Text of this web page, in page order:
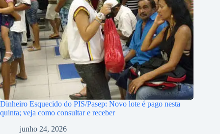
Dinheiro Esquecido do PIS/Pasep: Novo lote é pago nesta
quinta; veja como consultar e receber
junho 24, 2026